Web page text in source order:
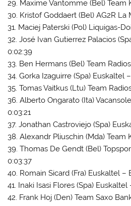
29. Maxime Vantomme (Bel) Team
30. Kristof Goddaert (Bel) AG2R La
31. Maciej Paterski (Pol) Liquigas-
32. José Ivan Gutierrez Palacios
0:02:39
33. Ben Hermans (Bel) Team
34. Gorka Izaguirre (Spa) Euskaltel
35. Tomas Vaitkus (Ltu) Team
36. Alberto Ongarato (Ita)
0:03:21
37. Jonathan Castroviejo (Spa)
38. Alexandr Pliuschin (Mda) Team
39. Thomas De Gendt (Bel)
0:03:37
40. Romain Sicard (Fra) Euskaltel –
41. Inaki Isasi Flores (Spa) Euskaltel
42. Frank Hoj (Den) Team Saxo